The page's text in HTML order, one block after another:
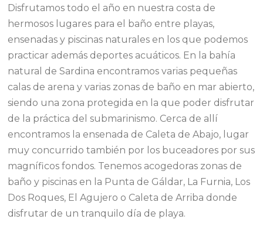
Disfrutamos todo el año en nuestra costa de
hermosos lugares para el baño entre playas,
ensenadas y piscinas naturales en los que podemos
practicar además deportes acuáticos. En la bahía
natural de Sardina encontramos varias pequeñas
calas de arena y varias zonas de baño en mar abierto,
siendo una zona protegida en la que poder disfrutar
de la práctica del submarinismo. Cerca de allí
encontramos la ensenada de Caleta de Abajo, lugar
muy concurrido también por los buceadores por sus
magníficos fondos. Tenemos acogedoras zonas de
baño y piscinas en la Punta de Gáldar, La Furnia, Los
Dos Roques, El Agujero o Caleta de Arriba donde
disfrutar de un tranquilo día de playa.